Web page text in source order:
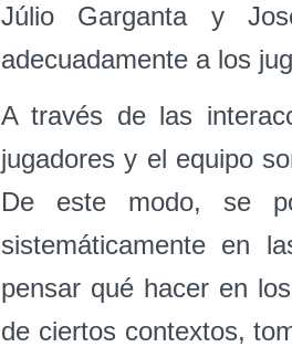
Júlio Garganta y
adecuadamente a los
A través de las
jugadores y el equipo
De este modo, se
sistemáticamente en
pensar qué hacer en
de ciertos contextos,